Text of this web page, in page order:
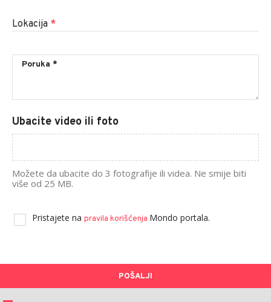
Lokacija *
Ubacite video ili foto
Možete da ubacite do 3 fotografije ili videa. Ne smije biti
više od 25 MB.
Pristajete na pravila korišćenja Mondo portala.
POŠALJI